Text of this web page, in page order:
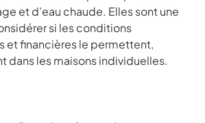
et d’eau chaude. Elles sont une
si les conditions
et financières le permettent,
dans les maisons individuelles.